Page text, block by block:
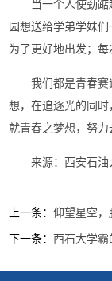
当一个人使劲
园想送给学弟学妹
为了更好地出发；每
我们都是青春
想，在追逐光的同
就青春之梦想，努力
来源：西安石油
上一条：仰望星空，
下一条：西石大学霸